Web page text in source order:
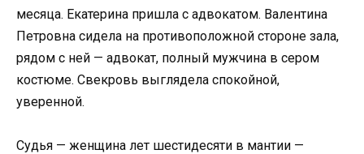
месяца. Екатерина пришла с адвокатом. Валентина
Петровна сидела на противоположной стороне зала,
рядом с ней — адвокат, полный мужчина в сером
костюме. Свекровь выглядела спокойной,
уверенной.
Судья — женщина лет шестидесяти в мантии —